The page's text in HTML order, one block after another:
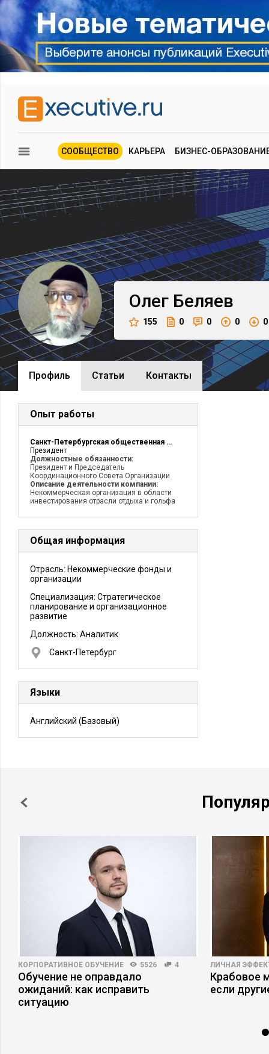
СООБЩЕСТВО КАРЬЕРА БИЗНЕС-
Олег Беляев
155 0 0 0 0
Профиль Cтатьи Контакты
Опыт работы
Санкт-Петербургская общественная организация Гольф Клуб Камерон
Президент
Должностные обязанности:
Президент и Председатель
Координационного Совета Организации
Описание деятельности компании:
Некоммерческая организация в области
инвестирования отрасли отдыха и гольфа
Общая информация
Отрасль: Некоммерческие фонды и
организации
Специализация: Стратегическое
планирование и организационное
развитие
Должность: Аналитик
Санкт-Петербург
Языки
Английский (Базовый)
КОРПОРАТИВНОЕ ОБУЧЕНИЕ 5526 4
Обучение не оправдало
ожиданий: как исправить
ситуацию
ЛИЧНАЯ
Крабовое
если